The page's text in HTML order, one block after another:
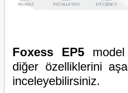
Foxess EP5
diğer özelliklerini
inceleyebilirsiniz.